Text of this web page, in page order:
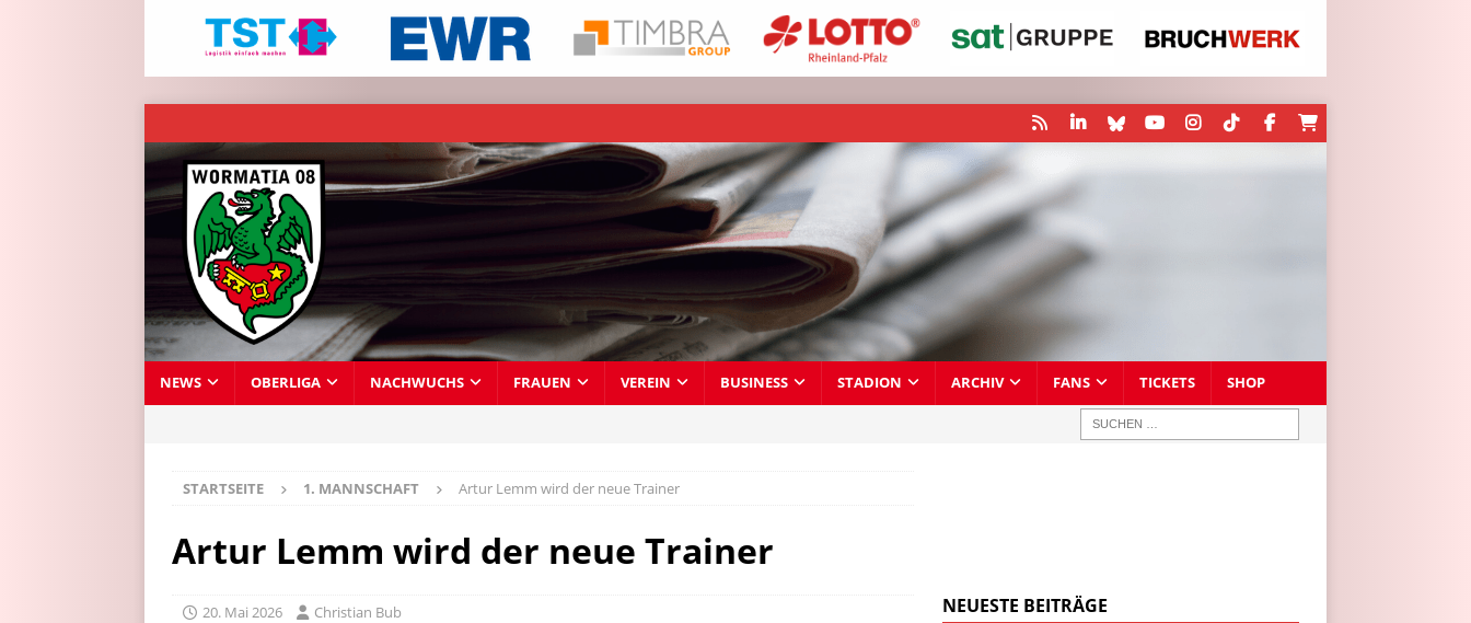
NEWS OBERLIGA NACHWUCHS FRAUEN VEREIN BUSINESS STADION ARCHIV FANS TICKETS SHOP
STARTSEITE 1. MANNSCHAFT Artur Lemm wird der neue Trainer
Artur Lemm wird der neue Trainer
20. Mai 2026 Christian Bub NEUESTE BEITRÄGE